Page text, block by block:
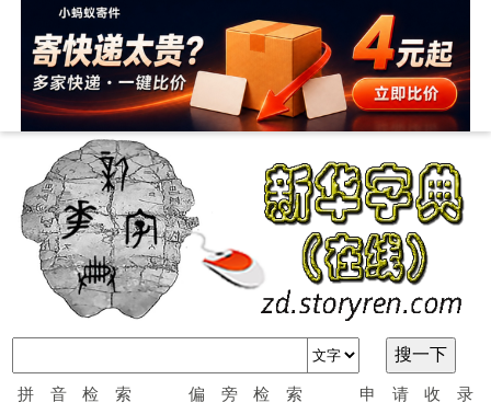
拼音检索 偏旁检索 申请收录